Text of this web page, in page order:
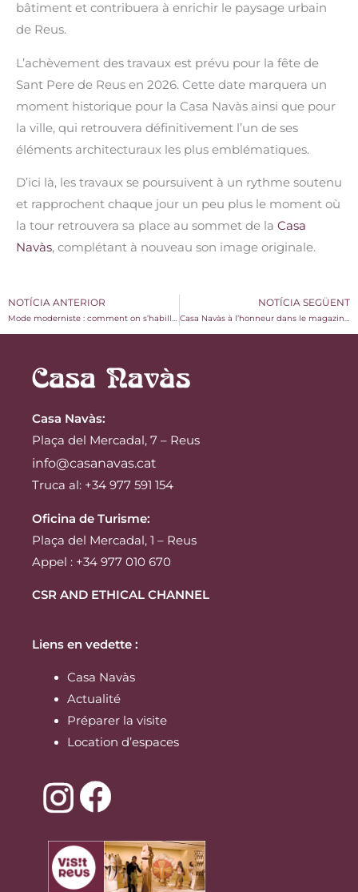
bâtiment et contribuera à enrichir le paysage urbain
de Reus.
L’achèvement des travaux est prévu pour la fête de
Sant Pere de Reus en 2026. Cette date marquera un
moment historique pour la Casa Navàs ainsi que pour
la ville, qui retrouvera définitivement l’un de ses
éléments architecturaux les plus emblématiques.
D’ici là, les travaux se poursuivent à un rythme soutenu
et rapprochent chaque jour un peu plus le moment où
la tour retrouvera sa place au sommet de la Casa
Navàs, complétant à nouveau son image originale.
NOTÍCIA ANTERIOR
Mode moderniste : comment on s’habillait au début du XXe siècle
NOTÍCIA SEGÜENT
Casa Navàs à l’honneur dans le magazine Elle Decor
Casa Navàs:
Plaça del Mercadal, 7 – Reus
info@casanavas.cat
Truca al: +34 977 591 154
Oficina de Turisme:
Plaça del Mercadal, 1 – Reus
Appel : +34 977 010 670
CSR AND ETHICAL CHANNEL
Liens en vedette :
Casa Navàs
Actualité
Préparer la visite
Location d’espaces